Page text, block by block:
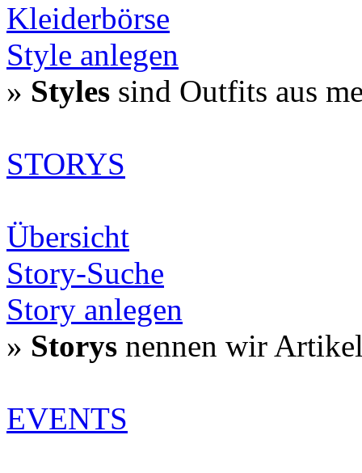
Kleiderbörse
Style anlegen
» Styles sind Outfits aus
STORYS
Übersicht
Story-Suche
Story anlegen
» Storys nennen wir
EVENTS